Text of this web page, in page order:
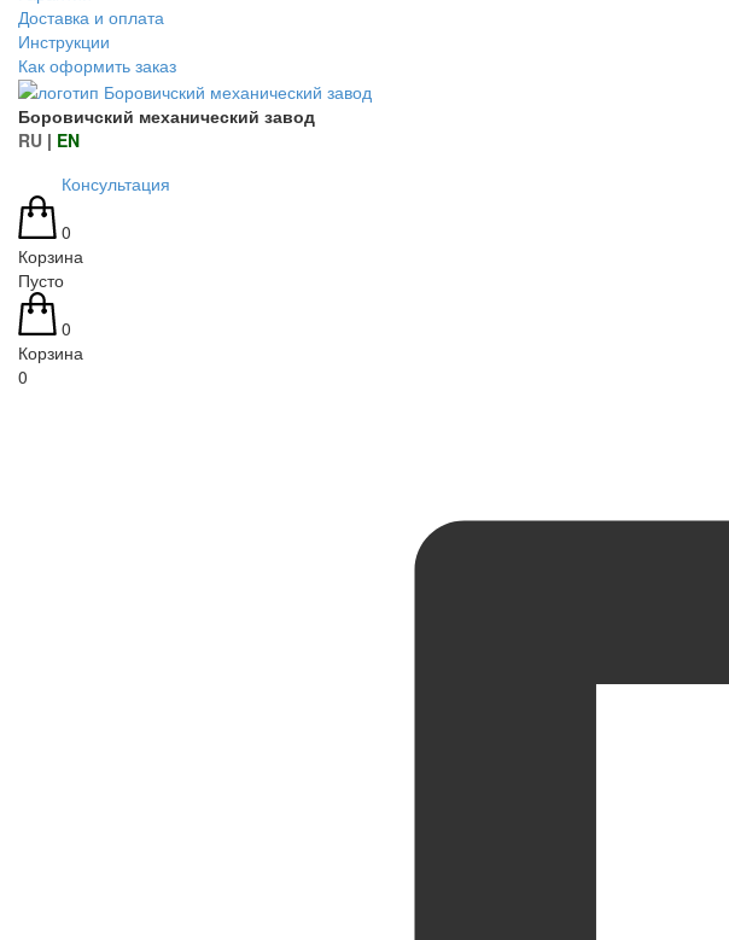
Доставка и оплата
Инструкции
Как оформить заказ
Боровичский механический завод
RU | EN
Консультация
0
Корзина
Пусто
0
Корзина
0